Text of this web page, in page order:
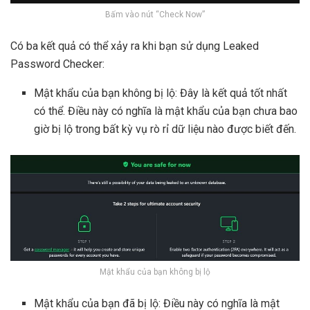
Bấm vào nút “Check Now”
Có ba kết quả có thể xảy ra khi bạn sử dụng Leaked
Password Checker:
Mật khẩu của bạn không bị lộ: Đây là kết quả tốt nhất
có thể. Điều này có nghĩa là mật khẩu của bạn chưa bao
giờ bị lộ trong bất kỳ vụ rò rỉ dữ liệu nào được biết đến.
Mật khẩu của bạn không bị lộ
Mật khẩu của bạn đã bị lộ: Điều này có nghĩa là mật